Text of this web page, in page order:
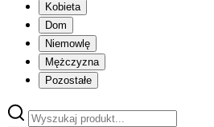
Kobieta
Dom
Niemowlę
Mężczyzna
Pozostałe